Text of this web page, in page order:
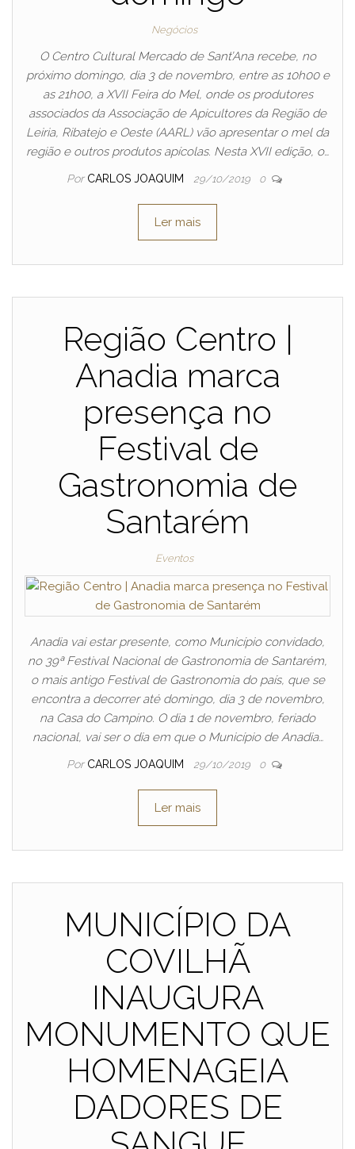
Negócios
O Centro Cultural Mercado de Sant’Ana recebe, no
próximo domingo, dia 3 de novembro, entre as 10h00 e
as 21h00, a XVII Feira do Mel, onde os produtores
associados da Associação de Apicultores da Região de
Leiria, Ribatejo e Oeste (AARL) vão apresentar o mel da
região e outros produtos apícolas. Nesta XVII edição, o…
Por CARLOS JOAQUIM 29/10/2019 0
Ler mais
Região Centro |
Anadia marca
presença no
Festival de
Gastronomia de
Santarém
Eventos
Anadia vai estar presente, como Município convidado,
no 39ª Festival Nacional de Gastronomia de Santarém,
o mais antigo Festival de Gastronomia do país, que se
encontra a decorrer até domingo, dia 3 de novembro,
na Casa do Campino. O dia 1 de novembro, feriado
nacional, vai ser o dia em que o Município de Anadia…
Por CARLOS JOAQUIM 29/10/2019 0
Ler mais
MUNICÍPIO DA
COVILHÃ
INAUGURA
MONUMENTO QUE
HOMENAGEIA
DADORES DE